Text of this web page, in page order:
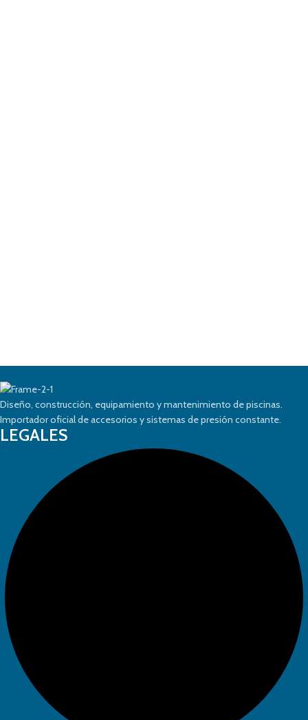
Diseño, construcción, equipamiento y mantenimiento de piscinas.
Importador oficial de accesorios y sistemas de presión constante.
LEGALES